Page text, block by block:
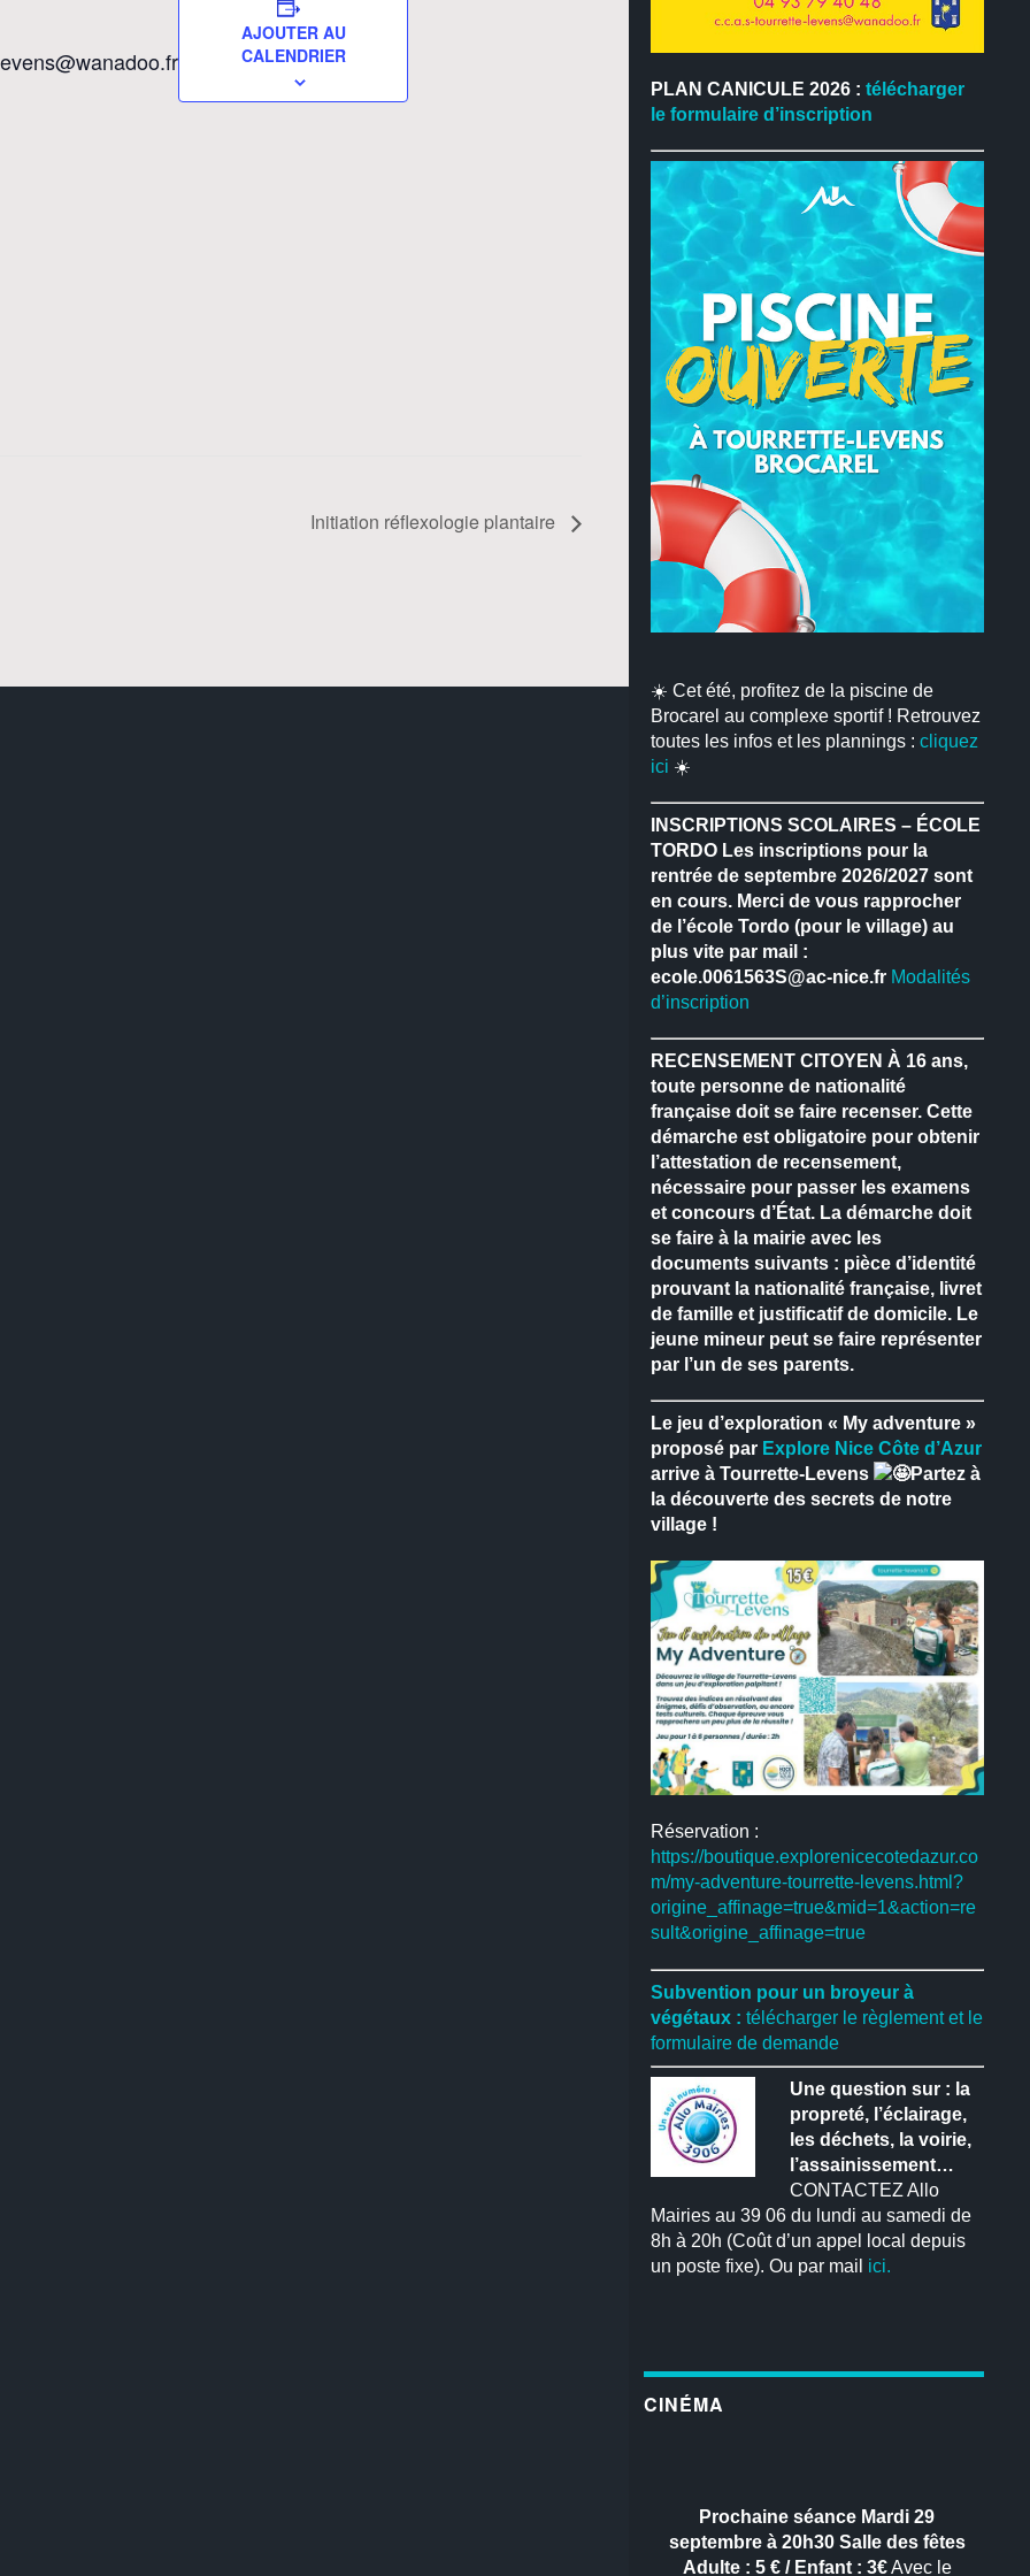
AJOUTER AU
CALENDRIER
Initiation réflexologie plantaire
PLAN CANICULE 2026 : télécharger
le formulaire d’inscription
☀️ Cet été, profitez de la piscine de
Brocarel au complexe sportif ! Retrouvez
toutes les infos et les plannings : cliquez
ici ☀️
INSCRIPTIONS SCOLAIRES – ÉCOLE
TORDOLes inscriptions pour la
rentrée de septembre 2026/2027 sont
en cours. Merci de vous rapprocher
de l’école Tordo (pour le village) au
plus vite par mail :
ecole.0061563S@ac-nice.fr Modalités
d’inscription
RECENSEMENT CITOYEN À 16 ans,
toute personne de nationalité
française doit se faire recenser. Cette
démarche est obligatoire pour obtenir
l’attestation de recensement,
nécessaire pour passer les examens
et concours d’État.La démarche doit
se faire à la mairie avec les
documents suivants : pièce d’identité
prouvant la nationalité française, livret
de famille et justificatif de domicile.Le
jeune mineur peut se faire représenter
par l’un de ses parents.
Le jeu d’exploration « My adventure »
proposé par Explore Nice Côte d’Azur
arrive à Tourrette-Levens
Partez à
la découverte des secrets de notre
village !
Réservation :
https://boutique.explorenicecotedazur.co
m/my-adventure-tourrette-levens.html?
origine_affinage=true&mid=1&action=re
sult&origine_affinage=true
Subvention pour un broyeur à
végétaux : télécharger le règlement et le
formulaire de demande
Une question sur : la
propreté, l’éclairage,
les déchets, la voirie,
l’assainissement…
CONTACTEZ Allo
Mairies au 39 06 du lundi au samedi de
8h à 20h (Coût d’un appel local depuis
un poste fixe). Ou par mail ici.
CINÉMA
Prochaine séance Mardi 29
septembre à 20h30 Salle des fêtes
Adulte : 5 € / Enfant : 3€Avec le